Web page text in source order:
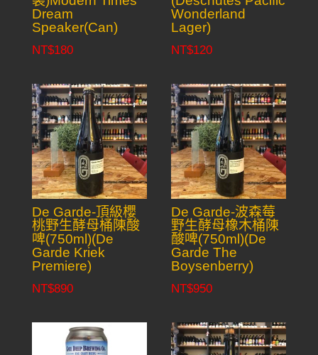
Dream
Speaker(Can)
NT$180
Wonderland
Lager)
NT$120
De Garde-頂級櫻
桃野生酵母桶陳酸
啤(750ml)(De
Garde Kriek
Premiere)
NT$890
De Garde-波森莓
野生酵母橡木桶陳
酸啤(750ml)(De
Garde The
Boysenberry)
NT$950